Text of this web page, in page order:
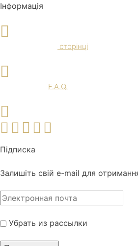
Інформація
сторінці
F.A.Q.
Підписка
Залишіть свій e-mail для
Убрать из рассылки